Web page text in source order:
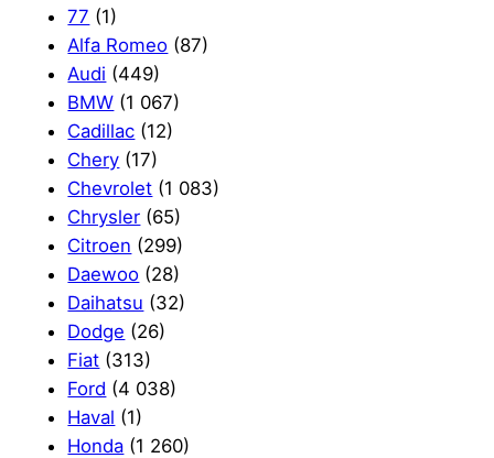
77 (1)
Alfa Romeo (87)
Audi (449)
BMW (1 067)
Cadillac (12)
Chery (17)
Chevrolet (1 083)
Chrysler (65)
Citroen (299)
Daewoo (28)
Daihatsu (32)
Dodge (26)
Fiat (313)
Ford (4 038)
Haval (1)
Honda (1 260)